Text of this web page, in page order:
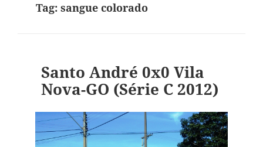
Tag:sangue colorado
Santo André 0x0 Vila
Nova-GO (Série C 2012)